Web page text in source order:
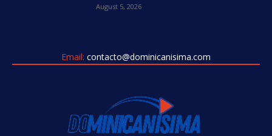
August 5, 2026
Email: contacto@dominicanisima.com